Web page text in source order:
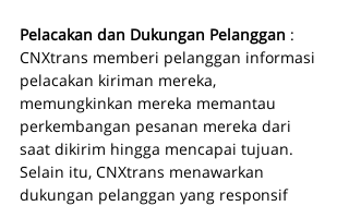
Pelacakan dan Dukungan Pelanggan :
CNXtrans memberi pelanggan informasi
pelacakan kiriman mereka,
memungkinkan mereka memantau
perkembangan pesanan mereka dari
saat dikirim hingga mencapai tujuan.
Selain itu, CNXtrans menawarkan
dukungan pelanggan yang responsif